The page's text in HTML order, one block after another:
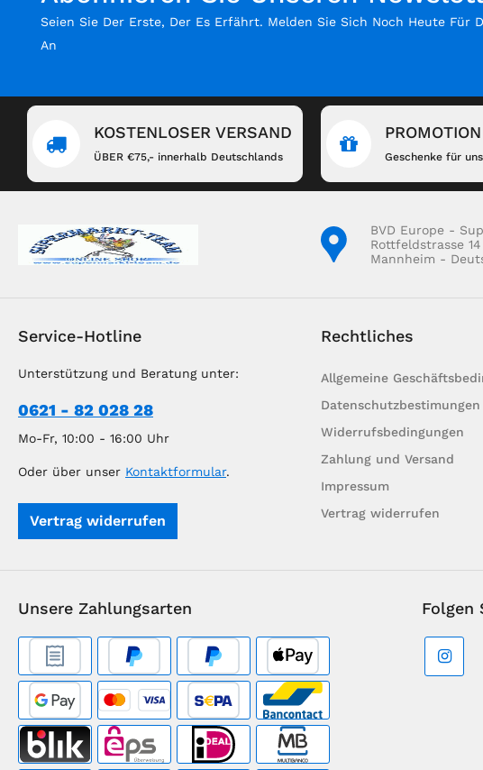
Seien Sie Der Erste, Der Es Erfährt. Melden Sie Sich Noch Heute Für
An
KOSTENLOSER VERSAND
ÜBER €75,- innerhalb Deutschlands
PROMOTION
Geschenke für
BVD Europe -
Rottfeldstrasse
Mannheim -
Service-Hotline
Unterstützung und Beratung unter:
0621 - 82 028 28
Mo-Fr, 10:00 - 16:00 Uhr
Oder über unser Kontaktformular.
Vertrag widerrufen
Rechtliches
Allgemeine
Datenschutzbestimungen
Widerrufsbedingungen
Zahlung und Versand
Impressum
Vertrag widerrufen
Unsere Zahlungsarten Folgen